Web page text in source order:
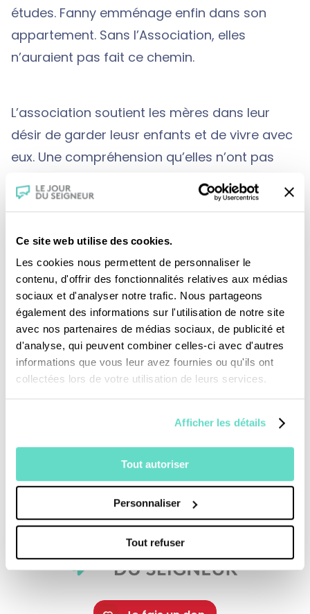
Ce site web utilise des cookies.
Les cookies nous permettent de personnaliser le
contenu, d'offrir des fonctionnalités relatives aux médias
sociaux et d'analyser notre trafic. Nous partageons
également des informations sur l'utilisation de notre site
avec nos partenaires de médias sociaux, de publicité et
d'analyse, qui peuvent combiner celles-ci avec d'autres
informations que vous leur avez fournies ou qu'ils ont
collectées lors de votre utilisation de leurs services.
Afficher les détails
Tout autoriser
Personnaliser
Tout refuser
études. Fanny emménage enfin dans son
appartement. Sans l’Association, elles
n’auraient pas fait ce chemin.
L’association soutient les mères dans leur
désir de garder leusr enfants et de vivre avec
eux. Une compréhension qu’elles n’ont pas
toujours trouvé auprès de leur famille. Fanny
et Doriane témoignent.
Le départ de Fanny de la maison
Magnificat signifie pour la directrice la
réussite du projet. Il lui permet aussi de croire
que cela marchera pour les autres futures
mères qu’elle accueillera. Une oeuvre qui dure
depuis 20 ans.
CFRT/ DECOUPAGES
Crédits :